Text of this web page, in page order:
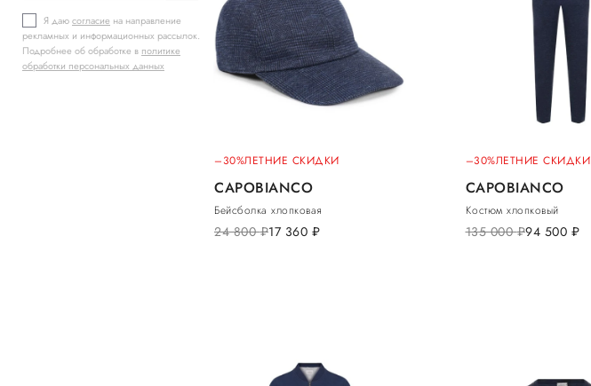
Я даюсогласие на направление
рекламных и информационных рассылок.
Подробнее об обработке в политике
обработки персональных данных
–30%ЛЕТНИЕ СКИДКИ
CAPOBIANCO
Бейсболка хлопковая
24 800руб.17 360 руб.
–30%ЛЕТНИЕ СКИДКИ
CAPOBIANCO
Костюм хлопковый
135 000руб.94 500 руб.